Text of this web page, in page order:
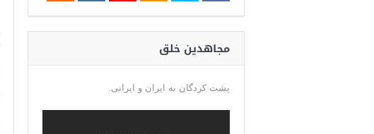
مجاهدین خلق
پشت کردگان به ایران و ایرانی.